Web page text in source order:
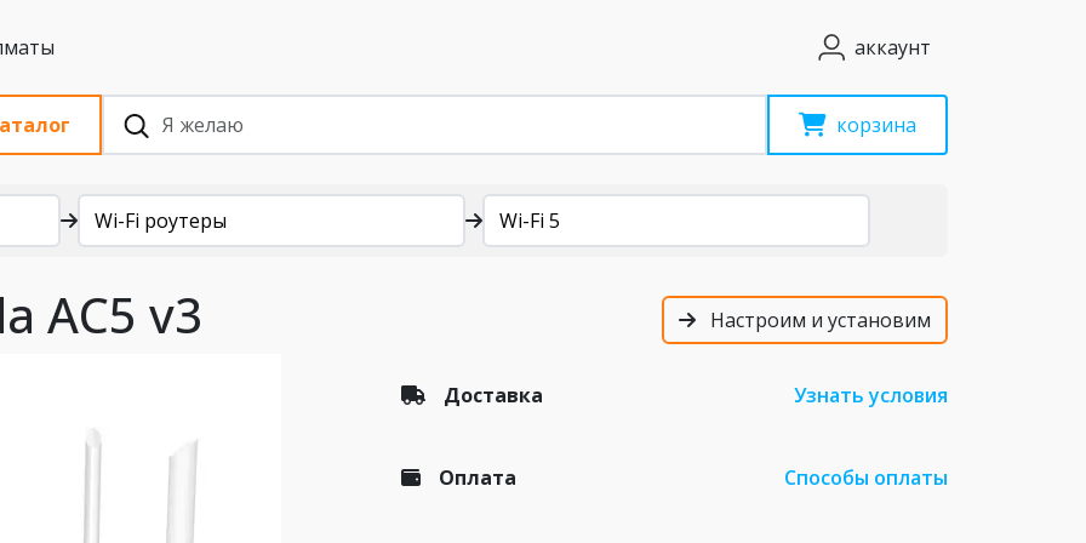
НДС, Алматы аккаунт
корзина
Wi-Fi роутеры Wi-Fi 5
AC5 v3 Настроим и установим
Доставка Узнать условия
Оплата Способы оплаты